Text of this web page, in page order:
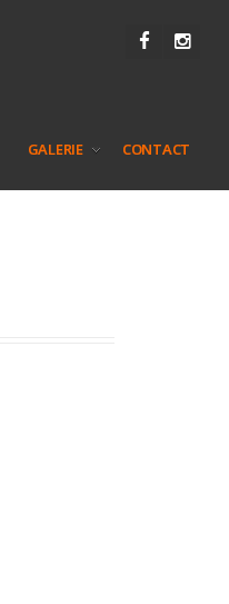
GALERIE CONTACT